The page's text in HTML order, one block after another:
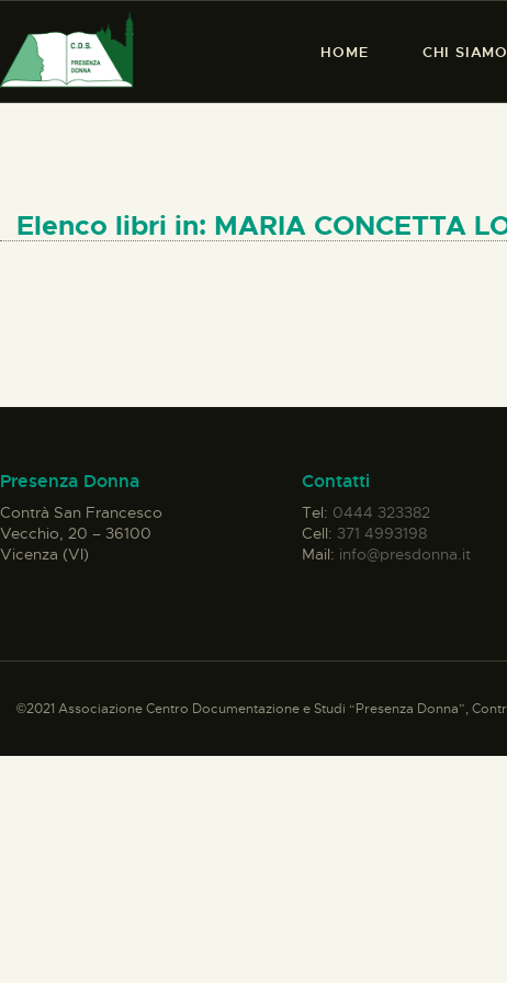
HOME CHI SIAMO
Elenco libri in: MARIA CONCETTA
Presenza Donna
Contrà San Francesco
Vecchio, 20 – 36100
Vicenza (VI)
Contatti
Tel: 0444 323382
Cell: 371 4993198
Mail: info@presdonna.it
©2021 Associazione Centro Documentazione e Studi “Presenza Donna”,